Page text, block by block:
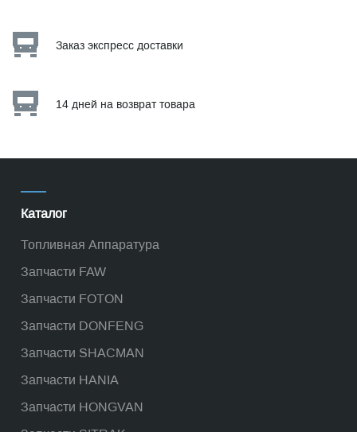
Заказ экспресс доставки
14 дней на возврат товара
Каталог
Топливная Аппаратура
Запчасти FAW
Запчасти FOTON
Запчасти DONFENG
Запчасти SHACMAN
Запчасти HANIA
Запчасти HONGVAN